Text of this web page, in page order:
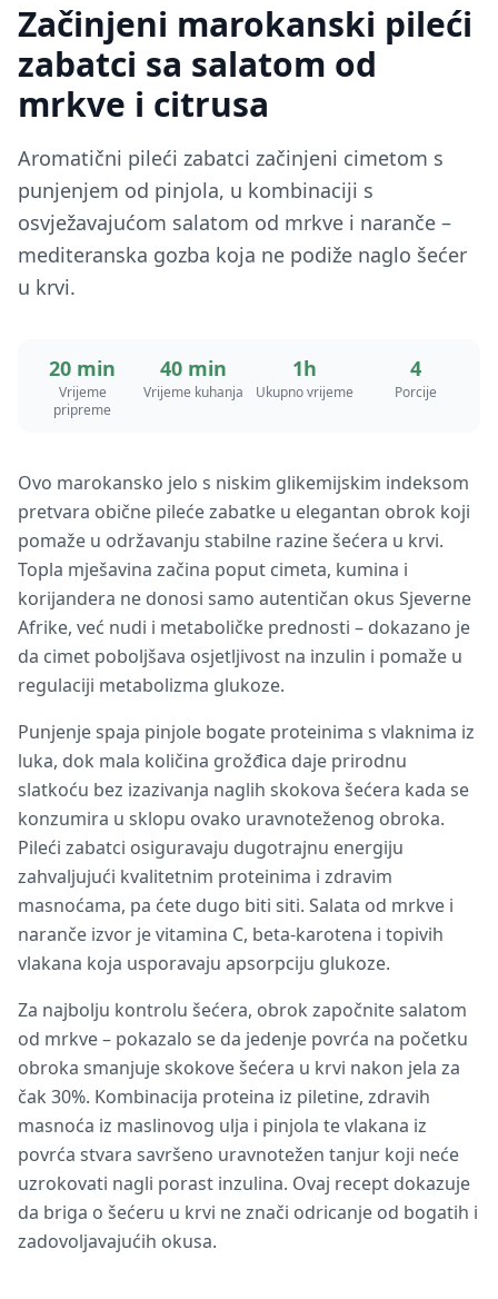
Začinjeni marokanski pileći
zabatci sa salatom od
mrkve i citrusa
Aromatični pileći zabatci začinjeni cimetom s
punjenjem od pinjola, u kombinaciji s
osvježavajućom salatom od mrkve i naranče –
mediteranska gozba koja ne podiže naglo šećer
u krvi.
20 min
Vrijeme
pripreme
40 min
Vrijeme kuhanja
1h
Ukupno vrijeme
4
Porcije
Ovo marokansko jelo s niskim glikemijskim indeksom
pretvara obične pileće zabatke u elegantan obrok koji
pomaže u održavanju stabilne razine šećera u krvi.
Topla mješavina začina poput cimeta, kumina i
korijandera ne donosi samo autentičan okus Sjeverne
Afrike, već nudi i metaboličke prednosti – dokazano je
da cimet poboljšava osjetljivost na inzulin i pomaže u
regulaciji metabolizma glukoze.
Punjenje spaja pinjole bogate proteinima s vlaknima iz
luka, dok mala količina grožđica daje prirodnu
slatkoću bez izazivanja naglih skokova šećera kada se
konzumira u sklopu ovako uravnoteženog obroka.
Pileći zabatci osiguravaju dugotrajnu energiju
zahvaljujući kvalitetnim proteinima i zdravim
masnoćama, pa ćete dugo biti siti. Salata od mrkve i
naranče izvor je vitamina C, beta-karotena i topivih
vlakana koja usporavaju apsorpciju glukoze.
Za najbolju kontrolu šećera, obrok započnite salatom
od mrkve – pokazalo se da jedenje povrća na početku
obroka smanjuje skokove šećera u krvi nakon jela za
čak 30%. Kombinacija proteina iz piletine, zdravih
masnoća iz maslinovog ulja i pinjola te vlakana iz
povrća stvara savršeno uravnotežen tanjur koji neće
uzrokovati nagli porast inzulina. Ovaj recept dokazuje
da briga o šećeru u krvi ne znači odricanje od bogatih i
zadovoljavajućih okusa.